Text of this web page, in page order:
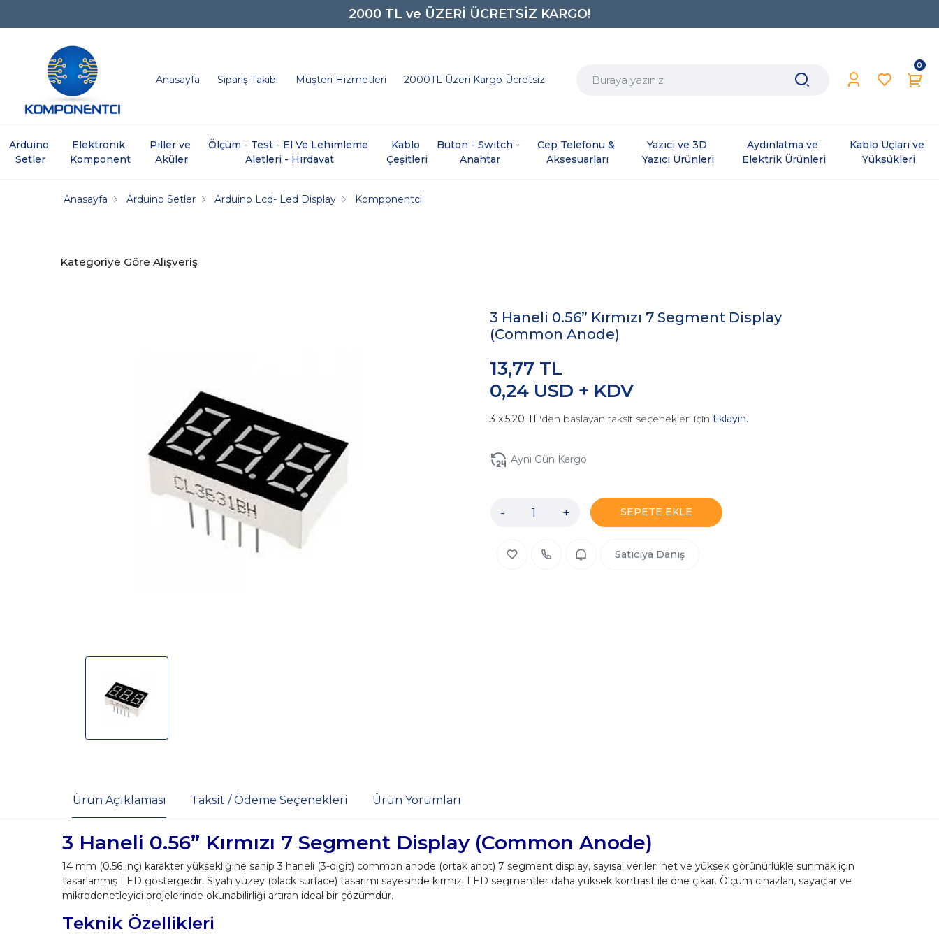
2000 TL ve ÜZERİ ÜCRETSİZ KARGO!
0850 242 0734
Anasayfa Sipariş Takibi Müşteri Hizmetleri 2000TL Üzeri Kargo Ücretsiz
0
Arduino
Setler
Elektronik
Komponent
Piller ve
Aküler
Ölçüm - Test - El Ve Lehimleme
Aletleri - Hırdavat
Kablo
Çeşitleri
Buton - Switch -
Anahtar
Cep Telefonu &
Aksesuarları
Yazıcı ve 3D
Yazıcı Ürünleri
Aydınlatma ve
Elektrik Ürünleri
Kablo Uçları ve
Yüksükleri
Anasayfa Arduino Setler Arduino Lcd- Led Display Komponentci
Kategoriye Göre Alışveriş
3 Haneli 0.56” Kırmızı 7 Segment Display
(Common Anode)
0,24 USD + KDV
13,77 TL
5,20 TL'den başlayan taksit seçenekleri için tıklayın.
Aynı Gün Kargo
- + SEPETE EKLE
Satıcıya Danış
Ürün Açıklaması Taksit / Ödeme Seçenekleri Ürün Yorumları
3 Haneli 0.56” Kırmızı 7 Segment Display (Common Anode)
14 mm (0.56 inç) karakter yüksekliğine sahip 3 haneli (3-digit) common anode (ortak anot) 7 segment display, sayısal verileri net ve yüksek görünürlükle sunmak için
tasarlanmış LED göstergedir. Siyah yüzey (black surface) tasarımı sayesinde kırmızı LED segmentler daha yüksek kontrast ile öne çıkar. Ölçüm cihazları, sayaçlar ve
mikrodenetleyici projelerinde okunabilirliği artıran ideal bir çözümdür.
Teknik Özellikleri